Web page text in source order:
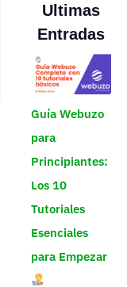
Ultimas
Entradas
Guía Webuzo
para
Principiantes:
Los 10
Tutoriales
Esenciales
para Empezar